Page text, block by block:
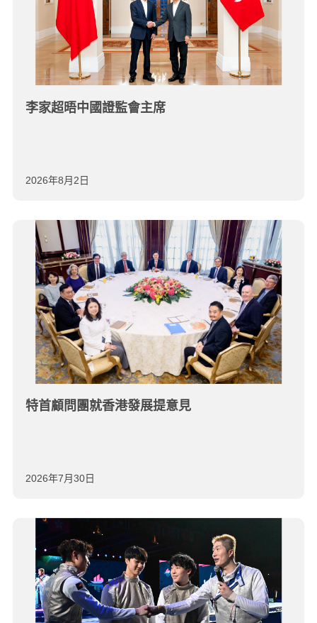
李家超晤中國證監會主席
2026年8月2日
特首顧問團就香港發展提意見
2026年7月30日